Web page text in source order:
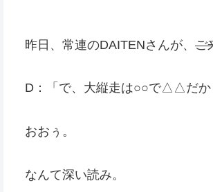
昨日、常連のDAITENさんが、 ご
D：「で、大縦走は○○で△△だか
おおぅ。
なんて深い読み。